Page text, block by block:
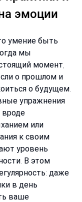
эмоции
умение быть
мы
момент,
о прошлом и
о будущем.
упражнения
вроде
или
к своим
уровень
В этом
даже
в день
ваше